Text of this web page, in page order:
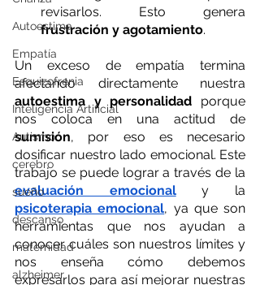
Autoestima
Empatía
Esquizofrenia
Inteligencia Artificial
Autismo
cerebro
sueño
descanso
maternidad
alzheimer
frustración y agotamiento.
Un exceso de empatía termina
autoestima y personalidad porque
sumisión, por eso es necesario
dosificar nuestro lado emocional. Este
evaluación emocional
psicoterapia emocional, ya que son
herramientas que nos ayudan a
conocer cuáles son nuestros límites y
nos enseña cómo debemos